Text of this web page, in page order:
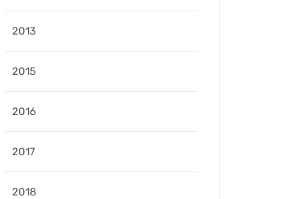
2013
2015
2016
2017
2018